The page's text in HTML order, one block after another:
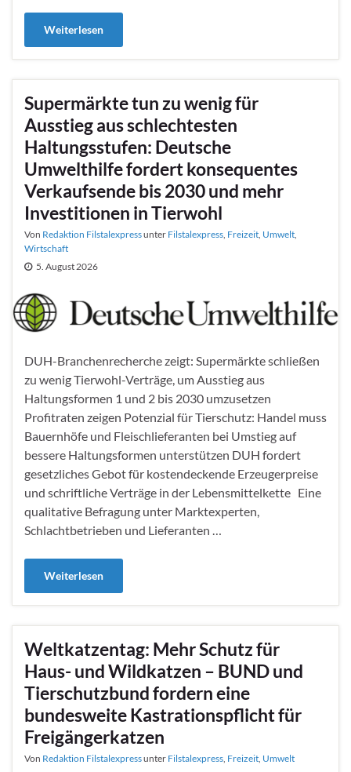
Weiterlesen
Supermärkte tun zu wenig für
Ausstieg aus schlechtesten
Haltungsstufen: Deutsche
Umwelthilfe fordert konsequentes
Verkaufsende bis 2030 und mehr
Investitionen in Tierwohl
Von Redaktion Filstalexpressunter Filstalexpress Freizeit Umwelt
Wirtschaft
5. August 2026
DUH-Branchenrecherche zeigt: Supermärkte schließen
zu wenig Tierwohl-Verträge, um Ausstieg aus
Haltungsformen 1 und 2 bis 2030 umzusetzen
Profitraten zeigen Potenzial für Tierschutz: Handel muss
Bauernhöfe und Fleischlieferanten bei Umstieg auf
bessere Haltungsformen unterstützen DUH fordert
gesetzliches Gebot für kostendeckende Erzeugerpreise
und schriftliche Verträge in der Lebensmittelkette Eine
qualitative Befragung unter Marktexperten,
Schlachtbetrieben und Lieferanten …
Weiterlesen
Weltkatzentag: Mehr Schutz für
Haus- und Wildkatzen – BUND und
Tierschutzbund fordern eine
bundesweite Kastrationspflicht für
Freigängerkatzen
Von Redaktion Filstalexpressunter Filstalexpress Freizeit Umwelt